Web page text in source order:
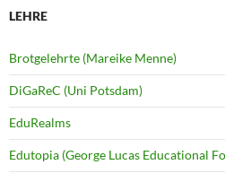
LEHRE
Brotgelehrte (Mareike Menne)
DiGaReC (Uni Potsdam)
EduRealms
Edutopia (George Lucas Educational